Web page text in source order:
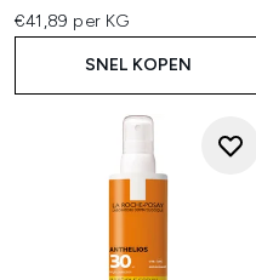
€41,89 per KG
SNEL KOPEN